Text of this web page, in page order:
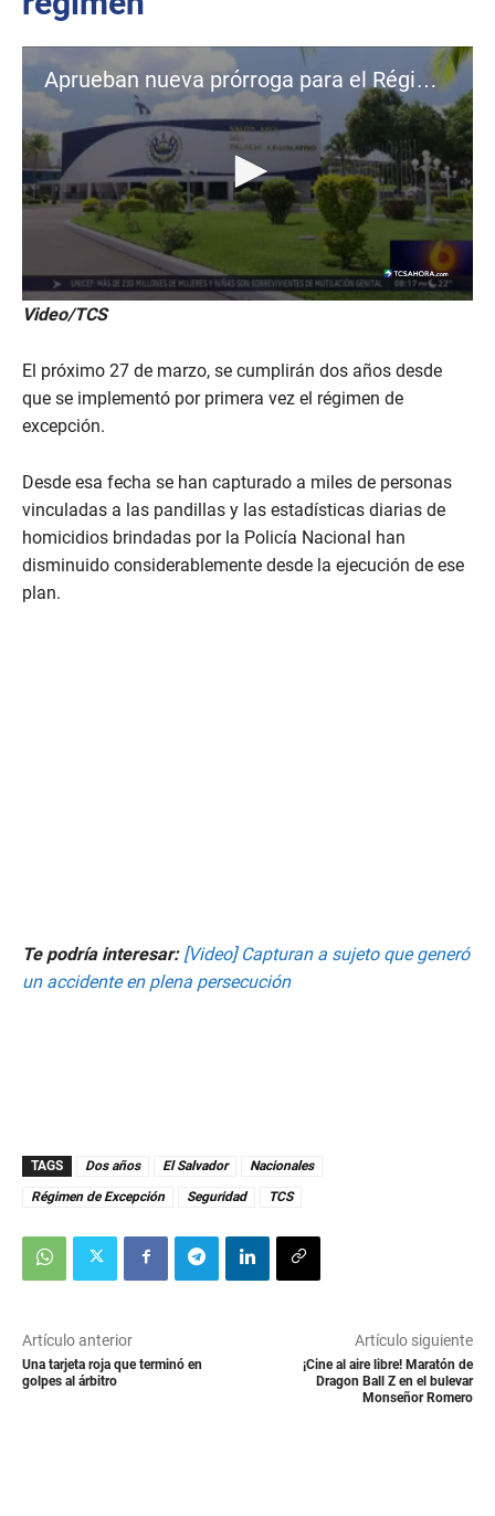
Aprueban nueva prórroga para el Régimen de Excepción
0
s
c
o
n
d
s
2
3
s
e
c
o
n
d
Video/TCS
El próximo 27 de marzo, se cumplirán dos años desde
que se implementó por primera vez el régimen de
excepción.
Desde esa fecha se han capturado a miles de personas
vinculadas a las pandillas y las estadísticas diarias de
homicidios brindadas por la Policía Nacional han
disminuido considerablemente desde la ejecución de ese
plan.
Te podría interesar: [Video] Capturan a sujeto que generó
un accidente en plena persecución
TAGS Dos años El Salvador
Nacionales
Régimen de Excepción
Seguridad TCS
Artículo anterior
Una tarjeta roja que terminó en
golpes al árbitro
Artículo siguiente
¡Cine al aire libre! Maratón de
Dragon Ball Z en el bulevar
Monseñor Romero